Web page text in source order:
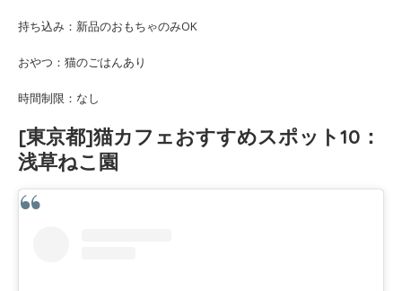
持ち込み：新品のおもちゃのみOK
おやつ：猫のごはんあり
時間制限：なし
[東京都]猫カフェおすすめスポット10：
浅草ねこ園